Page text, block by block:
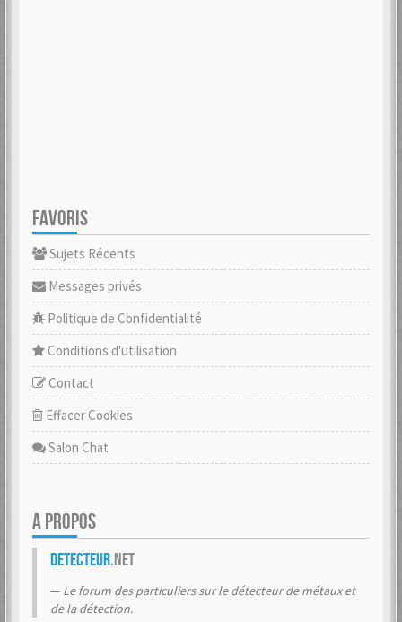
FAVORIS
Sujets Récents
Messages privés
Politique de Confidentialité
Conditions d'utilisation
Contact
Effacer Cookies
Salon Chat
A PROPOS
Detecteur.net
Le forum des particuliers sur le détecteur de métaux et
de la détection.